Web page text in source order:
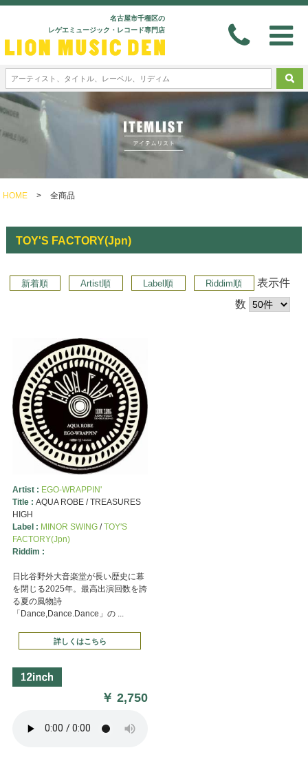
名古屋市千種区の
レゲエミュージック・レコード専門店
HOME > 全商品
TOY'S FACTORY(Jpn)
新着順 Artist順 Label順 Riddim順
表示件
数
Artist : EGO-WRAPPIN'
Title : AQUA ROBE / TREASURES
HIGH
Label : MINOR SWING/TOY'S
FACTORY(Jpn)
Riddim :
日比谷野外大音楽堂が長い歴史に幕
を閉じる2025年。最高出演回数を誇
る夏の風物詩
「Dance,Dance.Dance」の ...
詳しくはこちら
￥2,750